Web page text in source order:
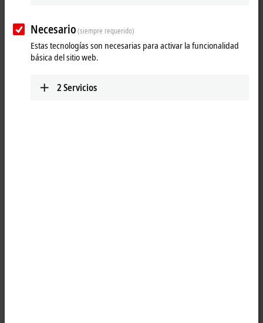
TV, day 4
Day 4 | CX7000 small TwinCAT 3 controller, drive technology without
control cabinet with AMP8620, REST interface in TwinCAT 3 IoT
Necesario(siempre requerido)
Estas tecnologías son necesarias para activar la funcionalidad
básica del sitio web.
2Servicios